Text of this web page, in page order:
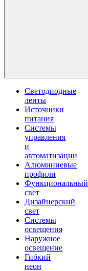
Светодиодные
ленты
Источники
питания
Системы
управления
и
автоматизации
Алюминиевые
профили
Функциональный
свет
Дизайнерский
свет
Системы
освещения
Наружное
освещение
Гибкий
неон